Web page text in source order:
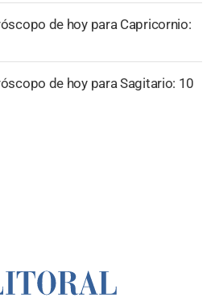
de hoy para Capricornio:
de hoy para Sagitario: 10